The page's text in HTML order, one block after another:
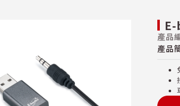
產品
產品